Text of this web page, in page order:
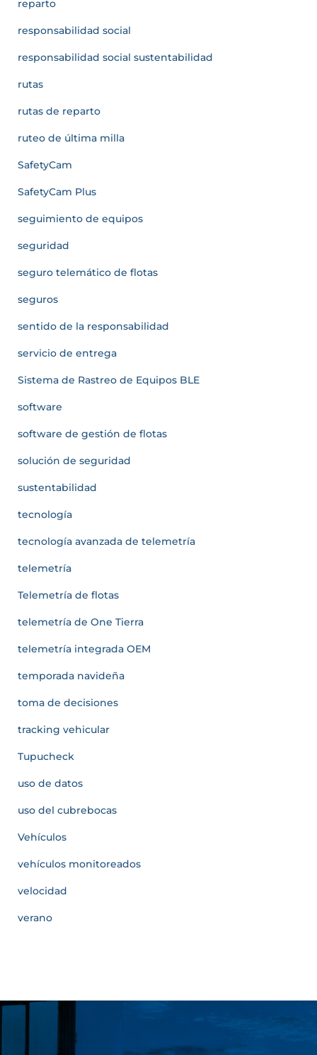
reparto
responsabilidad social
responsabilidad social sustentabilidad
rutas
rutas de reparto
ruteo de última milla
SafetyCam
SafetyCam Plus
seguimiento de equipos
seguridad
seguro telemático de flotas
seguros
sentido de la responsabilidad
servicio de entrega
Sistema de Rastreo de Equipos BLE
software
software de gestión de flotas
solución de seguridad
sustentabilidad
tecnología
tecnología avanzada de telemetría
telemetría
Telemetría de flotas
telemetría de One Tierra
telemetría integrada OEM
temporada navideña
toma de decisiones
tracking vehicular
Tupucheck
uso de datos
uso del cubrebocas
Vehículos
vehículos monitoreados
velocidad
verano